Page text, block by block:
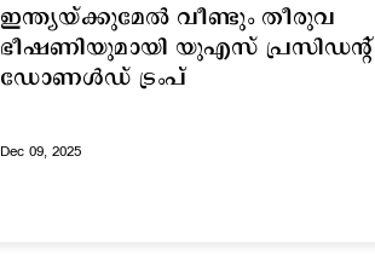
ഇന്ത്യയ്ക്കുമേല്‍ വീണ്ടും തീരുവ
ഭീഷണിയുമായി യുഎസ് പ്രസിഡന്റ്
ഡോണൾഡ് ട്രംപ്
Dec 09, 2025